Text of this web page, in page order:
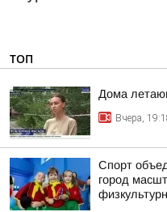
ТОП
Дома
Вчера,
Спорт
город